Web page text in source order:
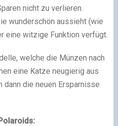
nicht zu verlieren.
wunderschön aussieht (wie
eine witzige Funktion verfügt.
welche die Münzen nach
eine Katze neugierig aus
dann die neuen Ersparnisse